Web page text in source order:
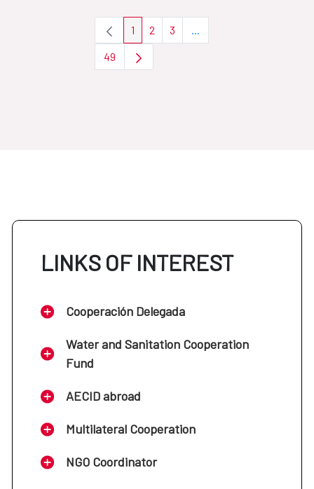
Page
1 Page
2 Page
3 ...Intermediate Pages Use
Page
49
LINKS OF INTEREST
Cooperación Delegada
Water and Sanitation Cooperation
Fund
AECID abroad
Multilateral Cooperation
NGO Coordinator